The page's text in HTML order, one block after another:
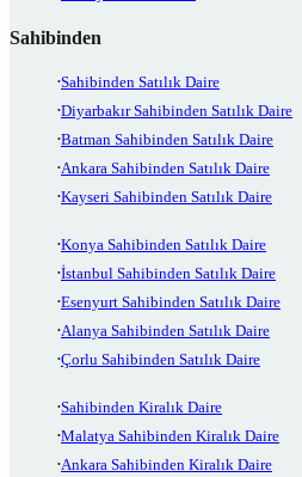
Sahibinden
Sahibinden Satılık Daire
Diyarbakır Sahibinden Satılık Daire
Batman Sahibinden Satılık Daire
Ankara Sahibinden Satılık Daire
Kayseri Sahibinden Satılık Daire
Konya Sahibinden Satılık Daire
İstanbul Sahibinden Satılık Daire
Esenyurt Sahibinden Satılık Daire
Alanya Sahibinden Satılık Daire
Çorlu Sahibinden Satılık Daire
Sahibinden Kiralık Daire
Malatya Sahibinden Kiralık Daire
Ankara Sahibinden Kiralık Daire